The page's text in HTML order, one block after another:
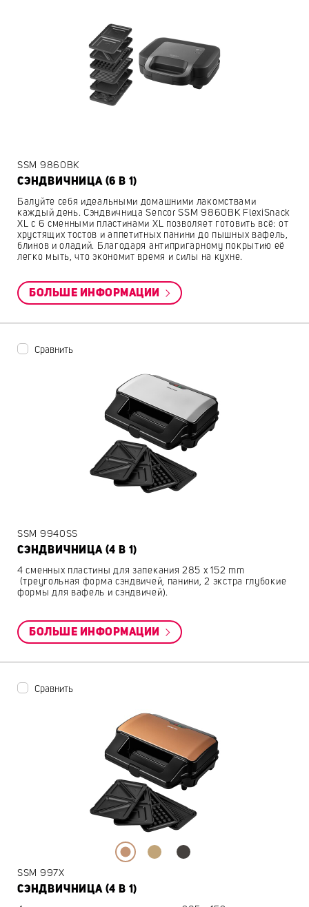
SSM 9860BK
СЭНДВИЧНИЦА (6 В 1)
Балуйте себя идеальными домашними лакомствами
каждый день. Сэндвичница Sencor SSM 9860BK FlexiSnack
XL с 6 сменными пластинами XL позволяет готовить всё: от
хрустящих тостов и аппетитных панини до пышных вафель,
блинов и оладий. Благодаря антипригарному покрытию её
легко мыть, что экономит время и силы на кухне.
БОЛЬШЕ ИНФОРМАЦИИ
Сравнить
SSM 9940SS
СЭНДВИЧНИЦА (4 В 1)
4 сменных пластины для запекания 285 x 152 mm
(треугольная форма сэндвичей, панини, 2 экстра глубокие
формы для вафель и сэндвичей).
БОЛЬШЕ ИНФОРМАЦИИ
Сравнить
SSM 997X
СЭНДВИЧНИЦА (4 В 1)